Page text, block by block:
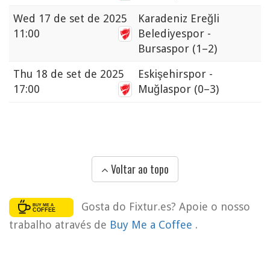
Wed 17 de set de 2025
11:00
Karadeniz Ereğli
Belediyespor -
Bursaspor (1–2)
Thu 18 de set de 2025
17:00
Eskişehirspor -
Muğlaspor (0–3)
Voltar ao topo
Gosta do Fixtur.es? Apoie o nosso
trabalho através de Buy Me a Coffee .